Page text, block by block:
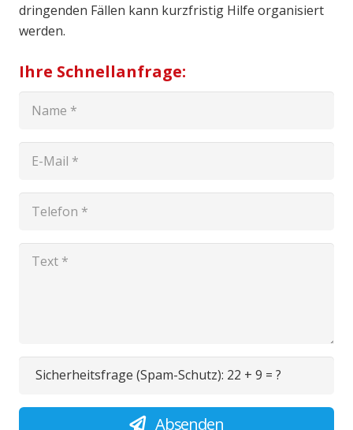
dringenden Fällen kann kurzfristig Hilfe organisiert
werden.
Ihre Schnellanfrage:
Sicherheitsfrage (Spam-Schutz): 22 + 9 = ?
Absenden